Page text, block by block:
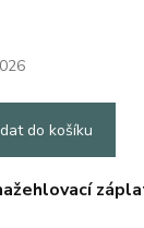
do košíku